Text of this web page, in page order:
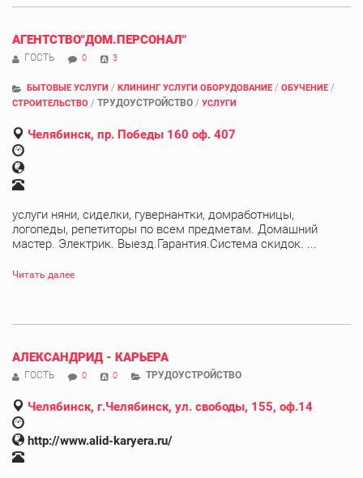
АГЕНТСТВО"ДОМ.ПЕРСОНАЛ"
ГОСТЬ 0 3
БЫТОВЫЕ УСЛУГИ / КЛИНИНГ УСЛУГИ ОБОРУДОВАНИЕ / ОБУЧЕНИЕ /
СТРОИТЕЛЬСТВО / ТРУДОУСТРОЙСТВО / УСЛУГИ
Челябинск, пр. Победы 160 оф. 407
услуги няни, сиделки, гувернантки, домработницы,
логопеды, репетиторы по всем предметам. Домашний
мастер. Электрик. Выезд.Гарантия.Система скидок. ...
Читать далее
АЛЕКСАНДРИД - КАРЬЕРА
ГОСТЬ 0 0 ТРУДОУСТРОЙСТВО
Челябинск, г.Челябинск, ул. свободы, 155, оф.14
http://www.alid-karyera.ru/